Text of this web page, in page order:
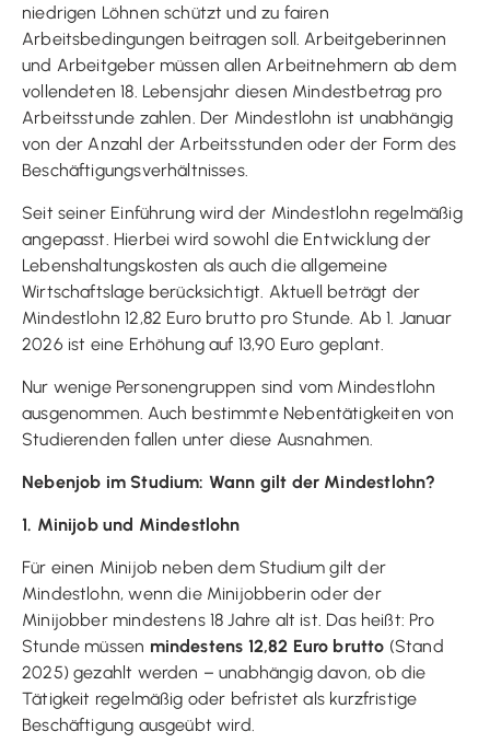
niedrigen Löhnen schützt und zu fairen
Arbeitsbedingungen beitragen soll. Arbeitgeberinnen
und Arbeitgeber müssen allen Arbeitnehmern ab dem
vollendeten 18. Lebensjahr diesen Mindestbetrag pro
Arbeitsstunde zahlen. Der Mindestlohn ist unabhängig
von der Anzahl der Arbeitsstunden oder der Form des
Beschäftigungsverhältnisses.
Seit seiner Einführung wird der Mindestlohn regelmäßig
angepasst. Hierbei wird sowohl die Entwicklung der
Lebenshaltungskosten als auch die allgemeine
Wirtschaftslage berücksichtigt. Aktuell beträgt der
Mindestlohn 12,82 Euro brutto pro Stunde. Ab 1. Januar
2026 ist eine Erhöhung auf 13,90 Euro geplant.
Nur wenige Personengruppen sind vom Mindestlohn
ausgenommen. Auch bestimmte Nebentätigkeiten von
Studierenden fallen unter diese Ausnahmen.
Nebenjob im Studium: Wann gilt der Mindestlohn?
1. Minijob und Mindestlohn
Für einen Minijob neben dem Studium gilt der
Mindestlohn, wenn die Minijobberin oder der
Minijobber mindestens 18 Jahre alt ist. Das heißt: Pro
Stunde müssen mindestens 12,82 Euro brutto (Stand
2025) gezahlt werden – unabhängig davon, ob die
Tätigkeit regelmäßig oder befristet als kurzfristige
Beschäftigung ausgeübt wird.